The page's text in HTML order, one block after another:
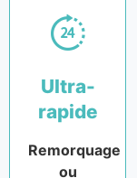
Ultra-
rapide
Remorquage
ou